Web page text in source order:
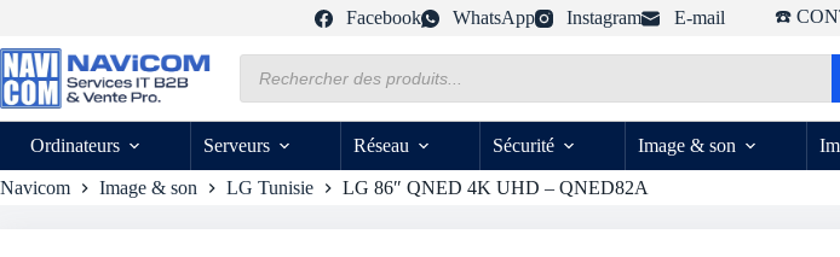
contenu
Facebook WhatsApp Instagram E-mail ☎️
produits
Ordinateurs
Serveurs Réseau Sécurité Image & son
Navicom Image & son LG Tunisie LG 86″ QNED 4K UHD – QNED82A